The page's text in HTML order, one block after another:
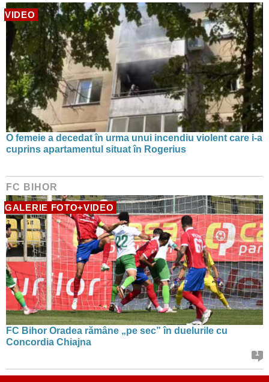
VIDEO
O femeie a decedat în urma unui incendiu violent care i-a
cuprins apartamentul situat în Rogerius
FC BIHOR
GALERIE FOTO+VIDEO
FC Bihor Oradea rămâne „pe sec” în duelurile cu
Concordia Chiajna
1